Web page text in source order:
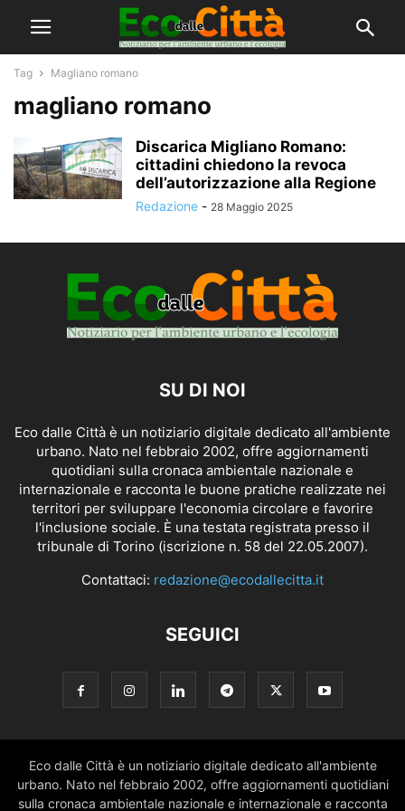
Tag Magliano romano
magliano romano
Discarica Migliano Romano:
cittadini chiedono la revoca
dell’autorizzazione alla Regione
Redazione - 28 Maggio 2025
SU DI NOI
Eco dalle Città è un notiziario digitale dedicato all'ambiente
urbano. Nato nel febbraio 2002, offre aggiornamenti
quotidiani sulla cronaca ambientale nazionale e
internazionale e racconta le buone pratiche realizzate nei
territori per sviluppare l'economia circolare e favorire
l'inclusione sociale. È una testata registrata presso il
tribunale di Torino (iscrizione n. 58 del 22.05.2007).
Contattaci: redazione@ecodallecitta.it
SEGUICI
Eco dalle Città è un notiziario digitale dedicato all'ambiente
urbano. Nato nel febbraio 2002, offre aggiornamenti quotidiani
sulla cronaca ambientale nazionale e internazionale e racconta